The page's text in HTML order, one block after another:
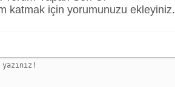
katmak için yorumunuzu ekleyiniz.